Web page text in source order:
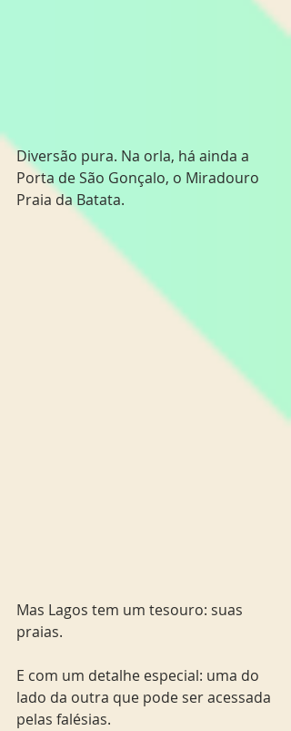
Diversão pura. Na orla, há ainda a
Porta de São Gonçalo, o Miradouro
Praia da Batata.
Mas Lagos tem um tesouro: suas
praias.
E com um detalhe especial: uma do
lado da outra que pode ser acessada
pelas falésias.